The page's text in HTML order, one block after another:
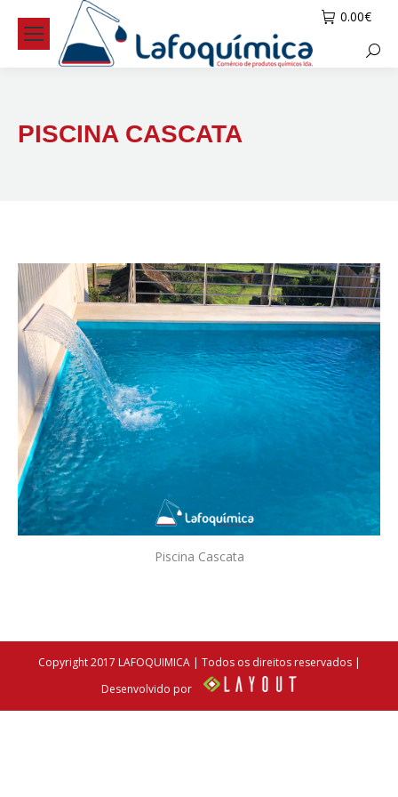
0.00€
PISCINA CASCATA
Piscina Cascata
Copyright 2017 LAFOQUIMICA | Todos os direitos reservados |
Desenvolvido por